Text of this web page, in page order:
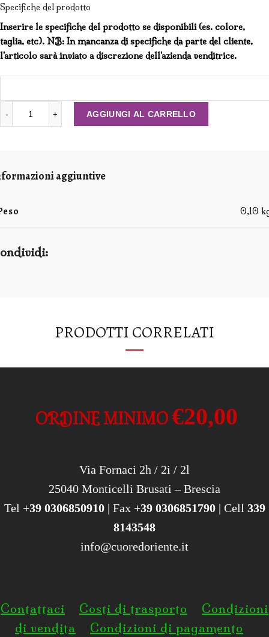
Specifiche del prodotto
Inserire le specifiche del prodotto se disponibili (es. colore,
taglia, etc). NB: In mancanza di specifiche da parte del cliente,
l'articolo sarà inviato a discrezione dell'azienda venditrice.
AGGIUNGI AL CARRELLO
aggiuntive
0,10
PRODOTTI CORRELATI
ORDINE MINIMO€20,00
Via Fornaci 2h / 2i / 2l
25040 Monticelli Brusati – Brescia
Tel +39 0306850910| Fax +39 0306851790| Cell 339
8143548
info@cuoredoriente.it
Contattaci Costi di trasporto
Condizioni
di vendita
Condizioni di pagamento